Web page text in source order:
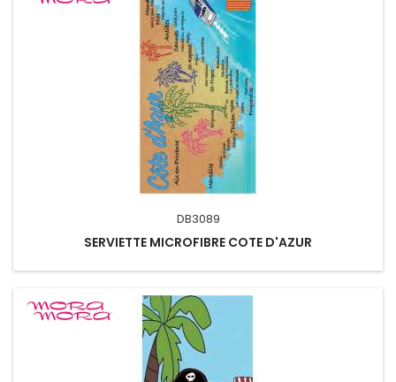
DB3089
SERVIETTE MICROFIBRE COTE D'AZUR